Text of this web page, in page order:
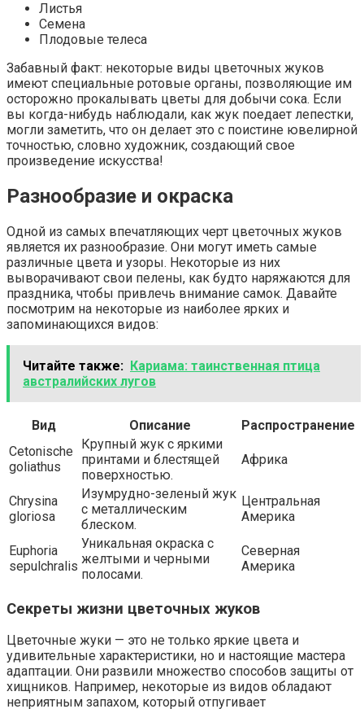
Листья
Семена
Плодовые телеса
Забавный факт: некоторые виды цветочных жуков
имеют специальные ротовые органы, позволяющие им
осторожно прокалывать цветы для добычи сока. Если
вы когда-нибудь наблюдали, как жук поедает лепестки,
могли заметить, что он делает это с поистине ювелирной
точностью, словно художник, создающий свое
произведение искусства!
Разнообразие и окраска
Одной из самых впечатляющих черт цветочных жуков
является их разнообразие. Они могут иметь самые
различные цвета и узоры. Некоторые из них
выворачивают свои пелены, как будто наряжаются для
праздника, чтобы привлечь внимание самок. Давайте
посмотрим на некоторые из наиболее ярких и
запоминающихся видов:
Читайте также: Кариама: таинственная птица
австралийских лугов
Вид Описание
Распространение
Cetonische
goliathus
Крупный жук с яркими
принтами и блестящей
поверхностью.
Африка
Chrysina
gloriosa
Изумрудно-зеленый жук
с металлическим
блеском.
Центральная
Америка
Euphoria
sepulchralis
Уникальная окраска с
желтыми и черными
полосами.
Северная
Америка
Секреты жизни цветочных жуков
Цветочные жуки — это не только яркие цвета и
удивительные характеристики, но и настоящие мастера
адаптации. Они развили множество способов защиты от
хищников. Например, некоторые из видов обладают
неприятным запахом, который отпугивает